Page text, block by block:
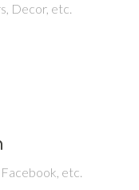
Decor, etc.
Facebook, etc.